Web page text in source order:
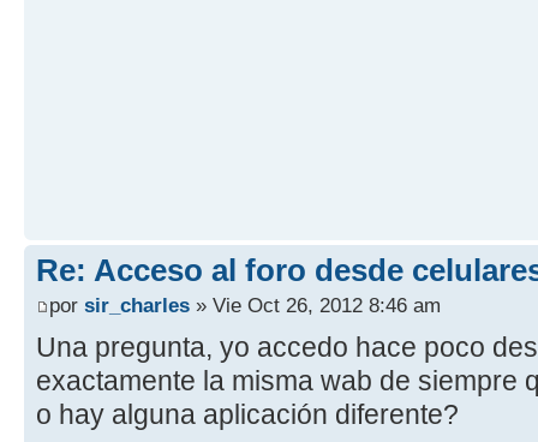
Re: Acceso al foro desde
por sir_charles » Vie Oct 26, 2012 8:46 am
Una pregunta, yo accedo hace poco
exactamente la misma wab de siempre
o hay alguna aplicación diferente?